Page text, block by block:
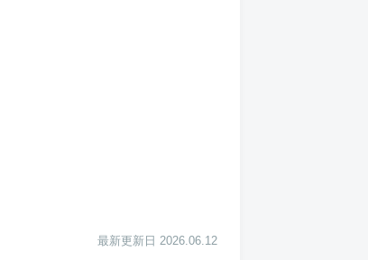
最新更新日 2026.06.12